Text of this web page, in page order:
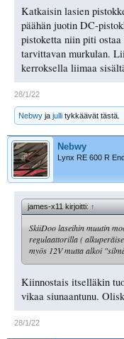
Katkaisin lasien
päähän juotin DC-
pistoketta niin piti
tarvittavan murkulan.
kerroksella liimaa
28/1/22
Nebwy ja julli tykkäävät tästä.
Nebwy
Lynx RE 600 R
james-x11 kirjoitti:↑
SkiiDoo laseihin muutin
regulaattorilla (
myös 12V mutta alkoi
Kiinnostais itselläkin
vikaa siunaantunu.
28/1/22